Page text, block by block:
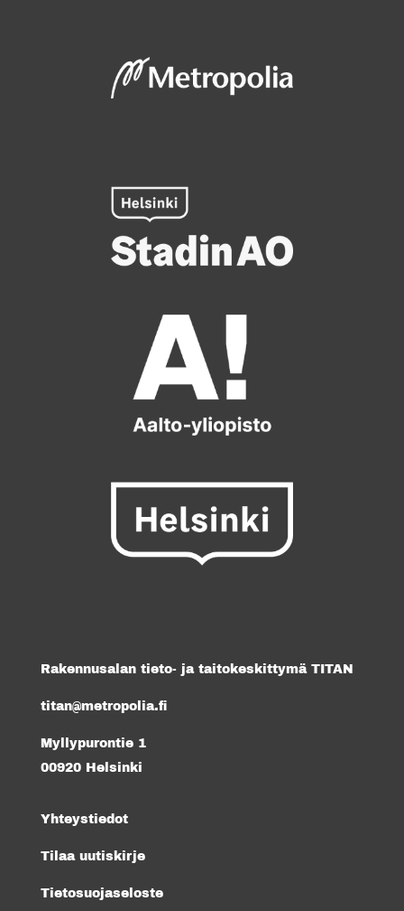
Rakennusalan tieto- ja taitokeskittymä TITAN
titan@metropolia.fi
Myllypurontie 1
00920 Helsinki
Yhteystiedot
Tilaa uutiskirje
Tietosuojaseloste